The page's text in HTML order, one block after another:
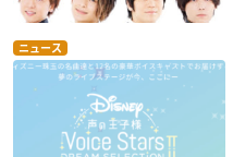
ニュース